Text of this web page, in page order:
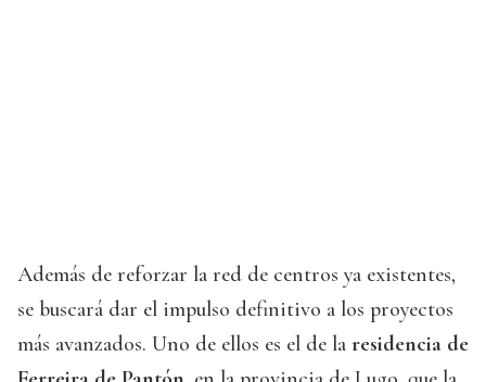
Además de reforzar la red de centros ya existentes,
se buscará dar el impulso definitivo a los proyectos
más avanzados. Uno de ellos es el de la residencia de